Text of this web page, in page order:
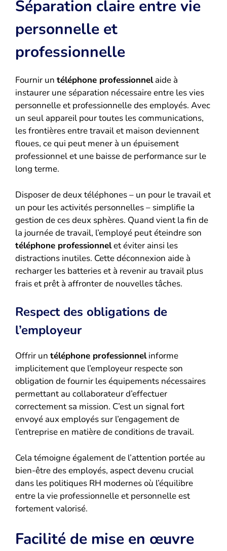
Séparation claire entre vie
personnelle et
professionnelle
Fournir un téléphone professionnelaide à
instaurer une séparation nécessaire entre les vies
personnelle et professionnelle des employés. Avec
un seul appareil pour toutes les communications,
les frontières entre travail et maison deviennent
floues, ce qui peut mener à un épuisement
professionnel et une baisse de performance sur le
long terme.
Disposer de deux téléphones – un pour le travail et
un pour les activités personnelles – simplifie la
gestion de ces deux sphères. Quand vient la fin de
la journée de travail, l’employé peut éteindre son
téléphone professionnelet éviter ainsi les
distractions inutiles. Cette déconnexion aide à
recharger les batteries et à revenir au travail plus
frais et prêt à affronter de nouvelles tâches.
Respect des obligations de
l’employeur
Offrir un téléphone professionnelinforme
implicitement que l’employeur respecte son
obligation de fournir les équipements nécessaires
permettant au collaborateur d’effectuer
correctement sa mission. C’est un signal fort
envoyé aux employés sur l’engagement de
l’entreprise en matière de conditions de travail.
Cela témoigne également de l’attention portée au
bien-être des employés, aspect devenu crucial
dans les politiques RH modernes où l’équilibre
entre la vie professionnelle et personnelle est
fortement valorisé.
Facilité de mise en œuvre